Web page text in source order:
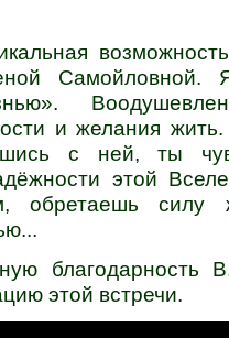
Самойловной.
и желания
с ней, ты
этой
обретаешь силу
благодарность
этой встречи.